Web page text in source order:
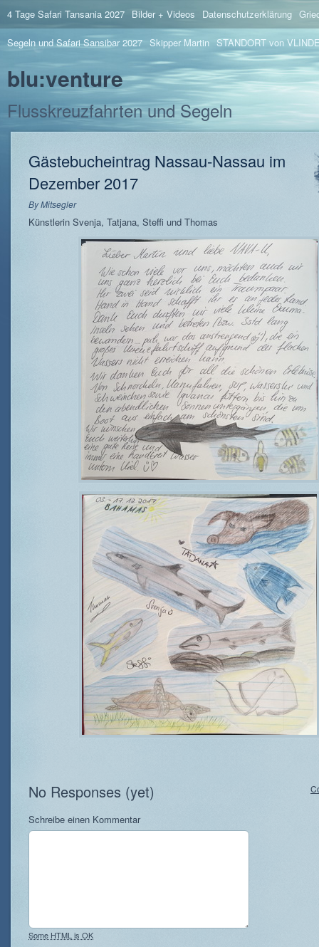
4 Tage Safari Tansania 2027 Bilder + Videos Datenschutzerklärung
Segeln und Safari Sansibar 2027 Skipper Martin STANDORT von
blu:venture
Flusskreuzfahrten und Segeln
Gästebucheintrag Nassau-Nassau im
Dezember 2017
ByMitsegler
Künstlerin Svenja, Tatjana, Steffi und Thomas
No Responses (yet)
Schreibe einen Kommentar
Some HTML is OK